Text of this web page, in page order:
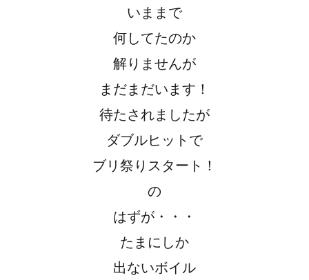
いままで
何してたのか
解りませんが
まだまだいます！
待たされましたが
ダブルヒットで
ブリ祭りスタート！
の
はずが・・・
たまにしか
出ないボイル